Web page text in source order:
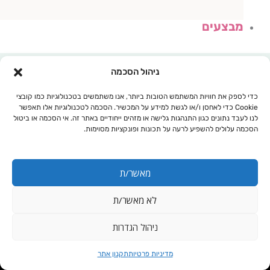
ניהול הסכמה
כדי לספק את חוויות המשתמש הטובות ביותר, אנו משתמשים בטכנולוגיות כמו קובצי
Cookie כדי לאחסן ו/או לגשת למידע על המכשיר. הסכמה לטכנולוגיות אלו תאפשר
לנו לעבד נתונים כגון התנהגות גלישה או מזהים ייחודיים באתר זה. אי הסכמה או ביטול
הסכמה עלולים להשפיע לרעה על תכונות ופונקציות מסוימות.
מאשר/ת
לא מאשר/ת
ניהול הגדרות
מדיניות פרטיותתקנון אתר
מבצעים
עגלת קניות